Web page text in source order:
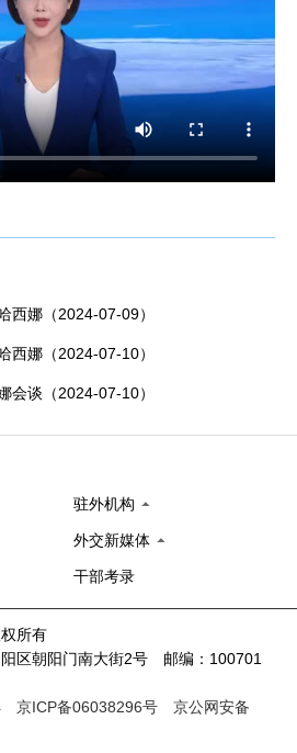
西娜（2024-07-09）
西娜（2024-07-10）
会谈（2024-07-10）
驻外机构
外交新媒体
干部考录
所有
区朝阳门南大街2号 邮编：100701
京ICP备06038296号
京公网安备